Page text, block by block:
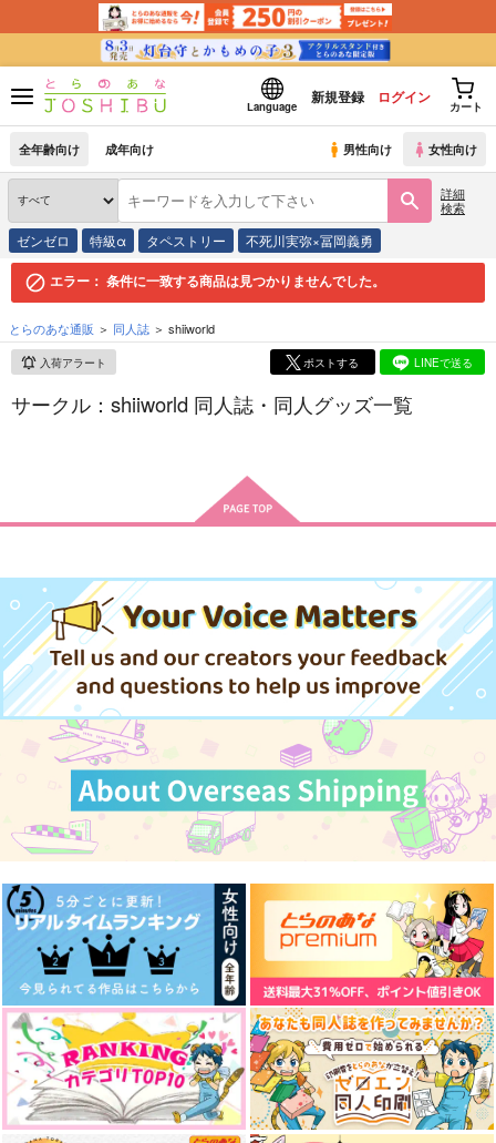
Language
新規登録 ログイン
カート
全年齢向け 成年向け 男性向け 女性向け
詳細
検索
ゼンゼロ 特級α タペストリー 不死川実弥×冨岡義勇
エラー： 条件に一致する商品は見つかりませんでした。
とらのあな通販 同人誌 shiiworld
入荷アラート ポストする LINEで送る
サークル：shiiworld 同人誌・同人グッズ一覧